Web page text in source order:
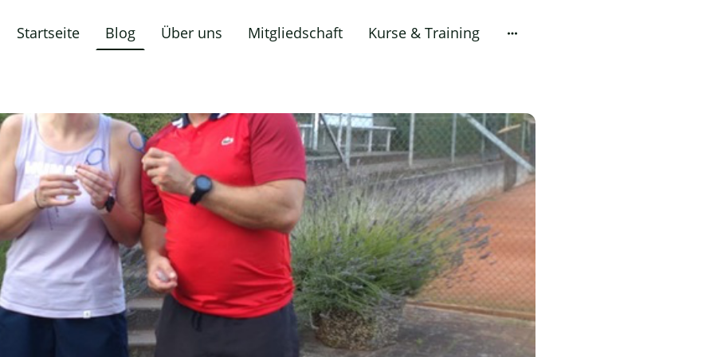
Startseite Blog Über uns Mitgliedschaft Kurse & Training